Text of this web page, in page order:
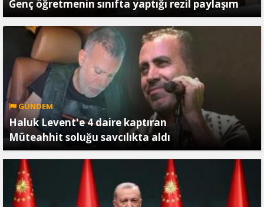
Genç öğretmenin sınıfta yaptığı rezil paylaşım
GÜNDEM
Haluk Levent'e 4 daire kaptıran
Müteahhit soluğu savcılıkta aldı